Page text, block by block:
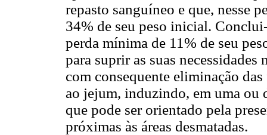
repasto sanguíneo e que, nesse
34% de seu peso inicial.
perda mínima de 11% de seu
para suprir as suas
com consequente eliminação
ao jejum, induzindo, em uma ou
que pode ser orientado pela
próximas às áreas desmatadas.